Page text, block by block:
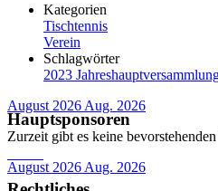
Kategorien
Tischtennis
Verein
Schlagwörter
2023
August 2026 Aug. 2026
Zurzeit gibt es keine
August 2026 Aug. 2026
Hauptsponsoren